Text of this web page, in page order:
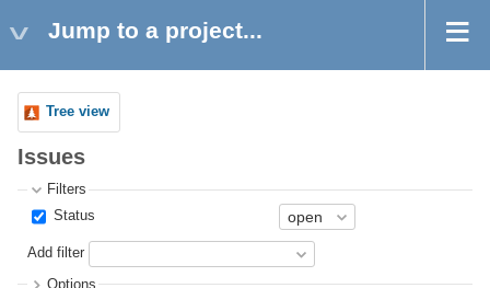
Jump to a project...
Tree view
Issues
Filters
Status
Add filter
Options